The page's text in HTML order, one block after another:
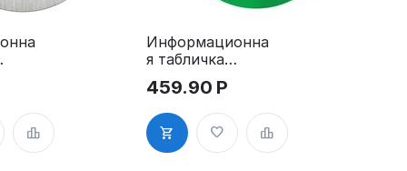
Информационна
я табличка
«Туалет, лифт,
лестница для
инвалидов»
пиктограмма
K13
459.90 Р